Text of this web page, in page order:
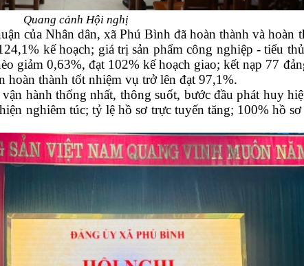
Quang cảnh Hội nghị
của Nhân dân, xã Phú Bình đã hoàn thành và
kế hoạch; giá trị sản phẩm công nghiệp - tiểu
giảm 0,63%, đạt 102% kế hoạch giao; kết nạp 77
hoàn thành tốt nhiệm vụ trở lên đạt 97,1%.
hành thống nhất, thông suốt, bước đầu phát huy
nghiêm túc; tỷ lệ hồ sơ trực tuyến tăng; 100% hồ